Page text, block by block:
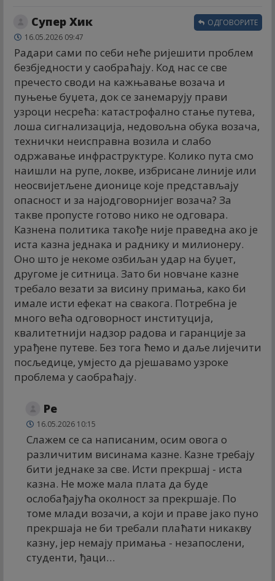
Супер Хик
16.05.2026 09:47
Радари сами по себи неће ријешити проблем
безбједности у саобраћају. Код нас се све
пречесто своди на кажњавање возача и
пуњење буџета, док се занемарују прави
узроци несрећа: катастрофално стање путева,
лоша сигнализација, недовољна обука возача,
технички неисправна возила и слабо
одржавање инфраструктуре. Колико пута смо
наишли на рупе, локве, избрисане линије или
неосвијетљене дионице које представљају
опасност и за најодговорнијег возача? За
такве пропусте готово нико не одговара.
Казнена политика такође није праведна ако је
иста казна једнака и раднику и милионеру.
Оно што је некоме озбиљан удар на буџет,
другоме је ситница. Зато би новчане казне
требало везати за висину примања, како би
имале исти ефекат на свакога. Потребна је
много већа одговорност институција,
квалитетнији надзор радова и гаранције за
урађене путеве. Без тога ћемо и даље лијечити
посљедице, умјесто да рјешавамо узроке
проблема у саобраћају.
ОДГОВОРИТЕ
Ре
16.05.2026 10:15
Слажем се са написаним, осим овога о
различитим висинама казне. Казне требају
бити једнаке за све. Исти прекршај - иста
казна. Не може мала плата да буде
ослобађајућа околност за прекршаје. По
томе млади возачи, а који и праве јако пуно
прекршаја не би требали плаћати никакву
казну, јер немају примања - незапослени,
студенти, ђаци…